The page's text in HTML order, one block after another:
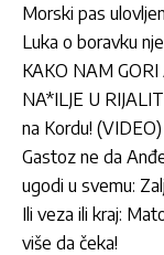
Morski pas
Luka o boravku
KAKO NAM GORI
NA*ILJE U
na Kordu! (VIDEO)
Gastoz ne da
ugodi u svemu:
Ili veza ili kraj:
više da čeka!